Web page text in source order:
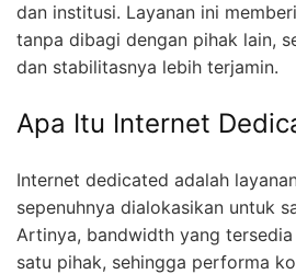
dan institusi. Layanan ini
tanpa dibagi dengan pihak lain,
dan stabilitasnya lebih terjamin.
Apa Itu Internet
Internet dedicated adalah
sepenuhnya dialokasikan untuk
Artinya, bandwidth yang
satu pihak, sehingga performa